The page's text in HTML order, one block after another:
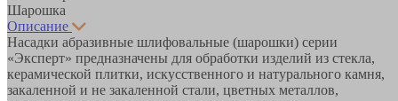
Шарошка
Описание
Насадки абразивные шлифовальные (шарошки) серии
«Эксперт» предназначены для обработки изделий из стекла,
керамической плитки, искусственного и натурального камня,
закаленной и не закаленной стали, цветных металлов,